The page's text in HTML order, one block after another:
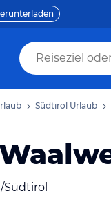
Südtirol Urlaub
Südtirol